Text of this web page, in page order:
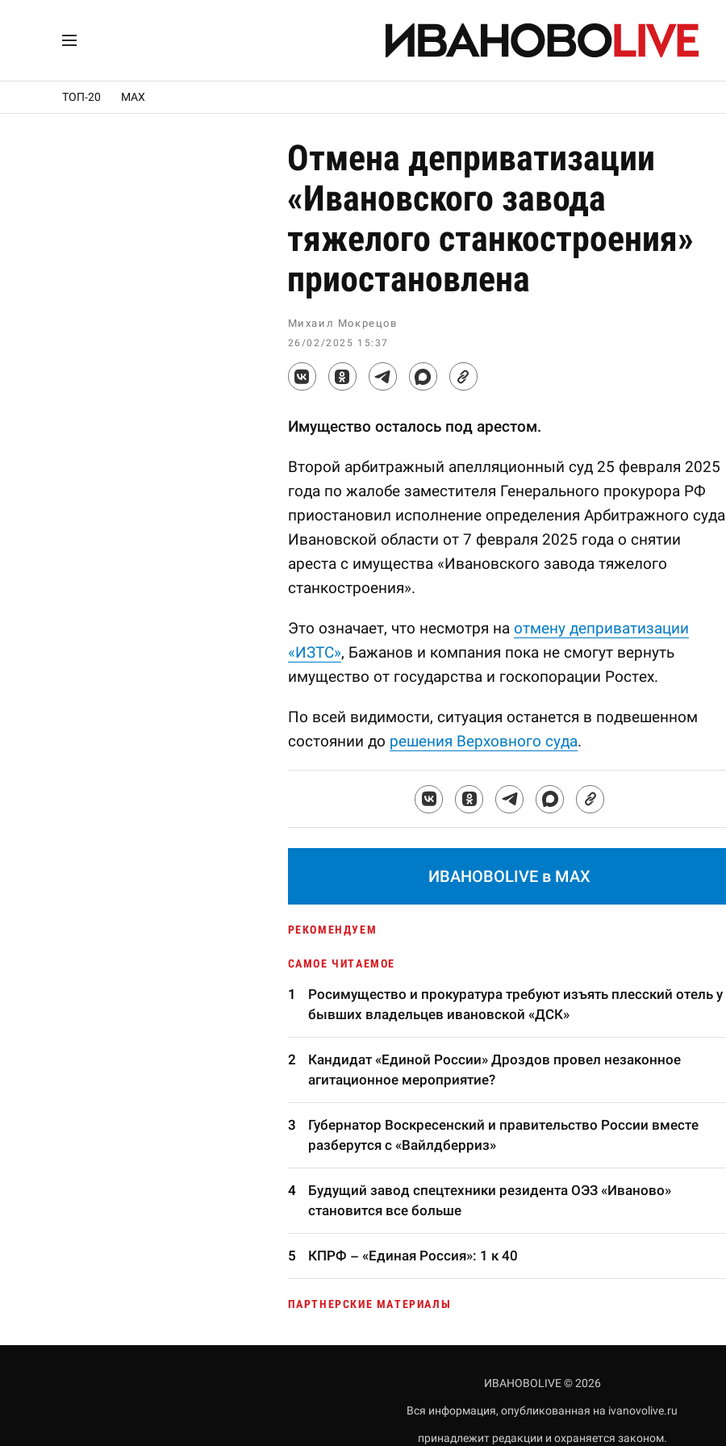
ТОП-20 MAX
Отмена деприватизации
«Ивановского завода
тяжелого станкостроения»
приостановлена
Михаил Мокрецов
26/02/2025 15:37
Имущество осталось под арестом.
Второй арбитражный апелляционный суд 25 февраля 2025
года по жалобе заместителя Генерального прокурора РФ
приостановил исполнение определения Арбитражного суда
Ивановской области от 7 февраля 2025 года о снятии
ареста с имущества «Ивановского завода тяжелого
станкостроения».
Это означает, что несмотря на отмену деприватизации
«ИЗТС», Бажанов и компания пока не смогут вернуть
имущество от государства и госкопорации Ростех.
По всей видимости, ситуация останется в подвешенном
состоянии до решения Верховного суда.
ИВАНОВОLIVE в MAX
РЕКОМЕНДУЕМ
САМОЕ ЧИТАЕМОЕ
Росимущество и прокуратура требуют изъять плесский отель у
бывших владельцев ивановской «ДСК»
Кандидат «Единой России» Дроздов провел незаконное
агитационное мероприятие?
Губернатор Воскресенский и правительство России вместе
разберутся с «Вайлдберриз»
Будущий завод спецтехники резидента ОЭЗ «Иваново»
становится все больше
КПРФ – «Единая Россия»: 1 к 40
ПАРТНЕРСКИЕ МАТЕРИАЛЫ
ИВАНОВОLIVE © 2026
Вся информация, опубликованная на ivanovolive.ru
принадлежит редакции и охраняется законом.